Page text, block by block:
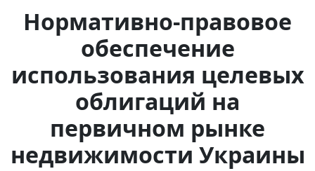
Нормативно-правовое
обеспечение
использования целевых
облигаций на
первичном рынке
недвижимости Украины